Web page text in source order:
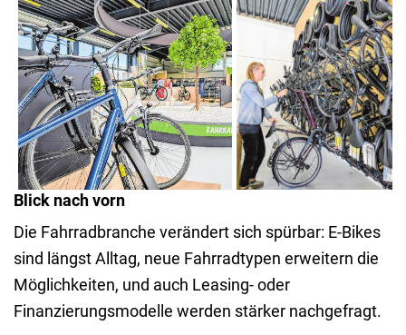
Blick in den neuen
Verkaufsraum: Fahrräder
unterschiedlichster Kategorien
werden hier künftig präsentiert -
vom klassischen Rad bis zum
modernen E-Bike.
Im Lager der neuen
Filiale: Bis zu 350
Fahrräder, Reifen und
Zubehörteile werden
hier in verschiedenen
Größen, Farben und
Ausführungen
Blick nach vorn
Die Fahrradbranche verändert sich spürbar: E-Bikes
sind längst Alltag, neue Fahrradtypen erweitern die
Möglichkeiten, und auch Leasing- oder
Finanzierungsmodelle werden stärker nachgefragt.